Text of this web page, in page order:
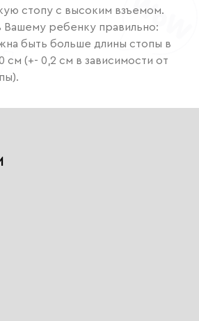
стопу с высоким взъемом.
Вашему ребенку правильно:
быть больше длины стопы в
см (+- 0,2 см в зависимости от